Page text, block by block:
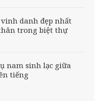
danh đẹp nhất
trong biệt thự
nam sinh lạc giữa
tiếng